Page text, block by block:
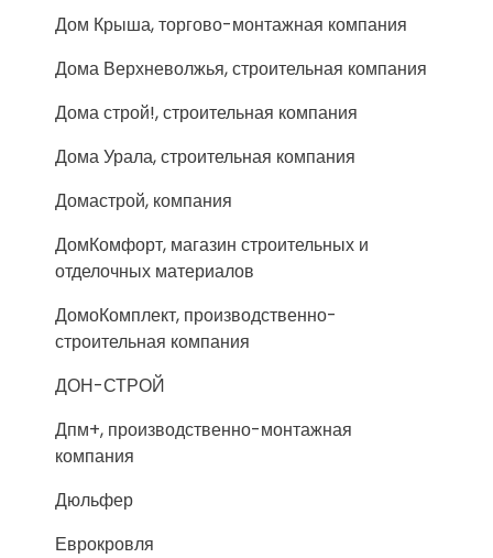
Дом Крыша, торгово-монтажная компания
Дома Верхневолжья, строительная компания
Дома строй!, строительная компания
Дома Урала, строительная компания
Домастрой, компания
ДомКомфорт, магазин строительных и
отделочных материалов
ДомоКомплект, производственно-
строительная компания
ДОН-СТРОЙ
Дпм+, производственно-монтажная
компания
Дюльфер
Еврокровля